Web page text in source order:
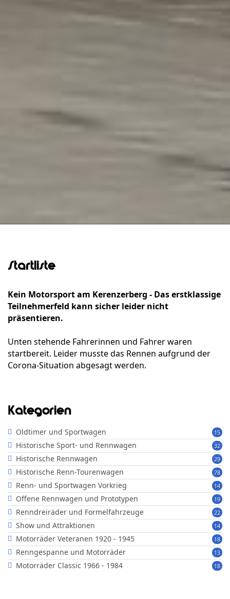
Startliste
Kein Motorsport am Kerenzerberg - Das erstklassige
Teilnehmerfeld kann sicher leider nicht
präsentieren.
Unten stehende Fahrerinnen und Fahrer waren
startbereit. Leider musste das Rennen aufgrund der
Corona-Situation abgesagt werden.
Kategorien
15
Oldtimer und Sportwagen
32
Historische Sport- und Rennwagen
29
Historische Rennwagen
78
Historische Renn-Tourenwagen
14
Renn- und Sportwagen Vorkrieg
19
Offene Rennwagen und Prototypen
22
Renndreiräder und Formelfahrzeuge
14
Show und Attraktionen
18
Motorräder Veteranen 1920 - 1945
13
Renngespanne und Motorräder
18
Motorräder Classic 1966 - 1984